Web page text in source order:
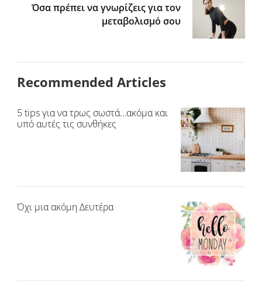
Όσα πρέπει να γνωρίζεις για τον
μεταβολισμό σου
Recommended Articles
5 tips για να τρως σωστά…ακόμα και
υπό αυτές τις συνθήκες
Όχι μια ακόμη Δευτέρα